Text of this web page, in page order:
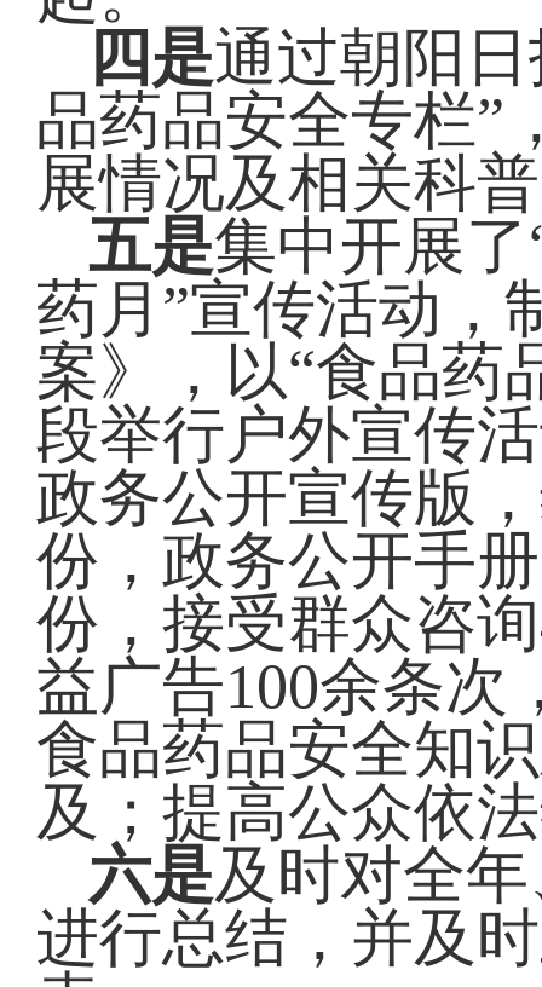
四是通过朝阳
品药品安全专栏”
展情况及相关科
五是集中开展了
药月”宣传活动，
案》，以“食品药
段举行户外宣传
政务公开宣传版
份，政务公开手
份，接受群众咨
益广告100余条次
食品药品安全知
及；提高公众依
六是及时对全
进行总结，并及